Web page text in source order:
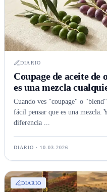
DIARIO
Coupage de aceite de
es una mezcla
Cuando ves "coupage" o
fácil pensar que es una mezcla.
diferencia ...
DIARIO · 10.03.2026
DIARIO